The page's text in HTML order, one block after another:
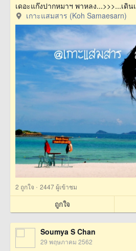
เดอะแก๊งปากหมาฯ พาหลง...>>>...เดิ
เกาะแสมสาร (Koh Samaesarn)
2 ถูกใจ · 2447 ผู้เข้าชม
ถูกใจ
Soumya S Chan
29 พฤษภาคม 2562